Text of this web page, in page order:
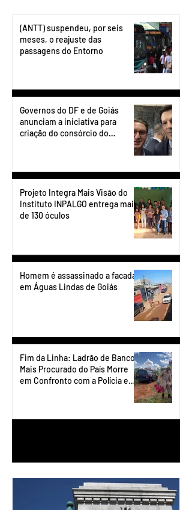
(ANTT) suspendeu, por seis
meses, o reajuste das
passagens do Entorno
Governos do DF e de Goiás
anunciam a iniciativa para
criação do consórcio do
Projeto Integra Mais Visão do
Instituto INPALGO entrega mais
de 130 óculos
Homem é assassinado a facadas
em Águas Lindas de Goiás
Fim da Linha: Ladrão de Banco
Mais Procurado do País Morre
em Confronto com a Polícia em